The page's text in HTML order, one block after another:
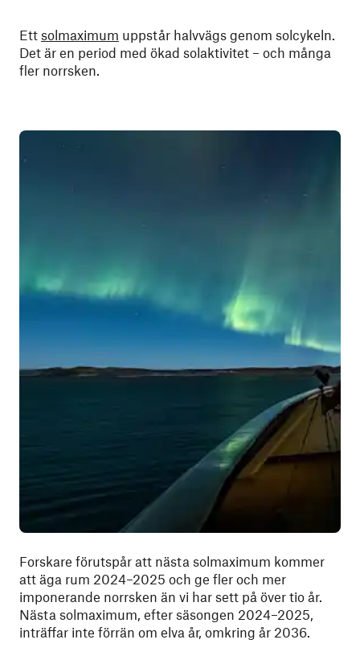
Ett solmaximum uppstår halvvägs genom solcykeln.
Det är en period med ökad solaktivitet – och många
fler norrsken.
Forskare förutspår att nästa solmaximum kommer
att äga rum 2024–2025 och ge fler och mer
imponerande norrsken än vi har sett på över tio år.
Nästa solmaximum, efter säsongen 2024–2025,
inträffar inte förrän om elva år, omkring år 2036.